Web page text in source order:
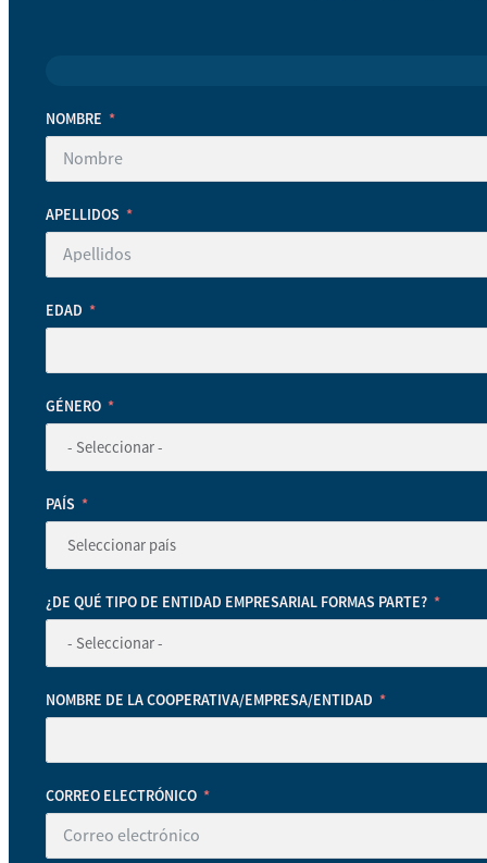
NOMBRE
APELLIDOS
EDAD
GÉNERO
PAÍS
¿DE QUÉ TIPO DE ENTIDAD EMPRESARIAL FORMAS PARTE?
NOMBRE DE LA COOPERATIVA/EMPRESA/ENTIDAD
CORREO ELECTRÓNICO